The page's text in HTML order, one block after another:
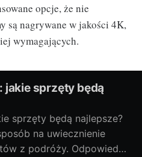
opcje, że nie
są nagrywane w jakości 4K,
wymagających.
jakie sprzęty będą
sprzęty będą najlepsze?
na uwiecznienie
z podróży. Odpowiedni